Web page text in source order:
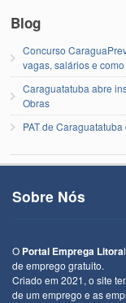
Blog
Concurso
vagas, salários e
Caraguatatuba abre
Obras
PAT de
Sobre Nós
O Portal Emprega Litora
de emprego gratuito.
Criado em 2021, o site
de um emprego e as